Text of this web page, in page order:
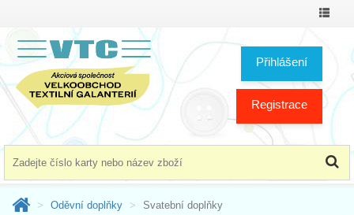
Přihlášení
Registrace
Oděvní doplňky Svatební doplňky